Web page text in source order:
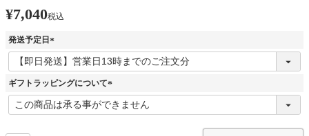
¥7,040税込
発送予定日
(
必
須
ギフトラッピングについて
(
必